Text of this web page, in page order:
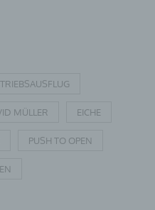
MÜLLER EICHE
PUSH TO OPEN
natürliche oder juristische
andere Stelle, die
oder juristische Person,
der personenbezogene